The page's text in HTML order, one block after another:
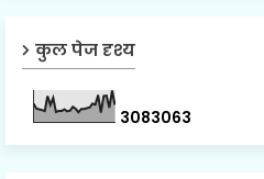
कुल पेज दृश्य
3083063